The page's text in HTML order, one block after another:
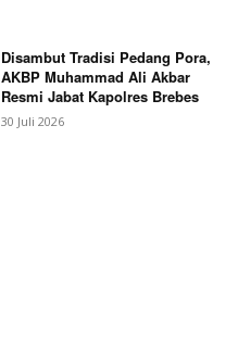
Disambut Tradisi Pedang Pora,
AKBP Muhammad Ali Akbar
Resmi Jabat Kapolres Brebes
30 Juli 2026